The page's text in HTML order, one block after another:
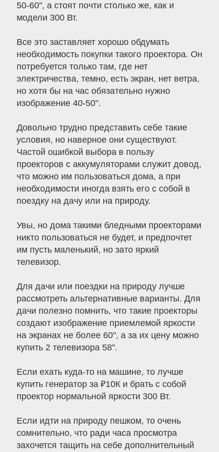
50-60", а стоят почти столько же, как и
модели 300 Вт.
Все это заставляет хорошо обдумать
необходимость покупки такого проектора. Он
потребуется только там, где нет
электричества, темно, есть экран, нет ветра,
но хотя бы на час обязательно нужно
изображение 40-50".
Довольно трудно представить себе такие
условия, но наверное они существуют.
Частой ошибкой выбора в пользу
проекторов с аккумуляторами служит довод,
что можно им пользоваться дома, а при
необходимости иногда взять его с собой в
поездку на дачу или на природу.
Увы, но дома такими бледными проекторами
никто пользоваться не будет, и предпочтет
им пусть маленький, но зато яркий
телевизор.
Для дачи или поездки на природу лучше
рассмотреть альтернативные варианты. Для
дачи полезно помнить, что такие проекторы
создают изображение приемлемой яркости
на экранах не более 60", а за их цену можно
купить 2 телевизора 58".
Если ехать куда-то на машине, то лучше
купить генератор за ₽10К и брать с собой
проектор нормальной яркости 300 Вт.
Если идти на природу пешком, то очень
сомнительно, что ради часа просмотра
захочется тащить на себе дополнительный